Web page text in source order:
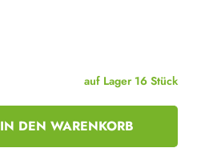
auf Lager 16 Stück
IN DEN WARENKORB